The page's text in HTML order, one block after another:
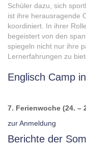
Schüler dazu, sich
ist ihre herausragende
koordiniert. In ihrer
begeistert von den
spiegeln nicht nur ihre
Lernerfahrungen zu
Englisch Camp
7. Ferienwoche (24. –
zur Anmeldung
Berichte der